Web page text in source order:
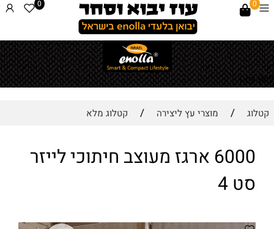
לחץ כאן
0
0
קטלוג / מוצרי עץ ליצירה / קטלוג מלא
6000 ארגז מעוצב חיתוכי לייזר
סט 4